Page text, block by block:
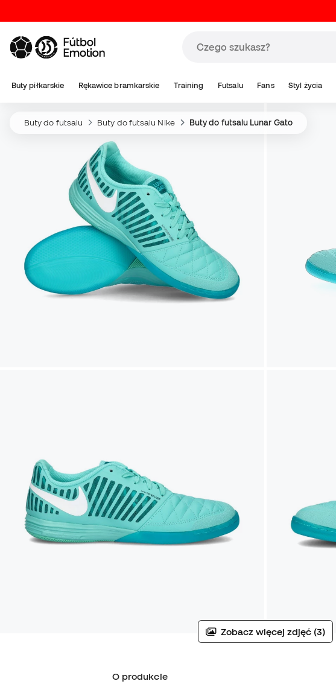
Buty piłkarskie Rękawice bramkarskie Training Futsalu Fans Styl życia
Buty do futsalu Buty do futsalu Nike Buty do futsalu Lunar Gato
Zobacz więcej zdjęć (3)
O produkcie